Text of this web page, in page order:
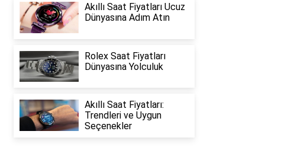
Akıllı Saat Fiyatları Ucuz
Dünyasına Adım Atın
Rolex Saat Fiyatları
Dünyasına Yolculuk
Akıllı Saat Fiyatları:
Trendleri ve Uygun
Seçenekler